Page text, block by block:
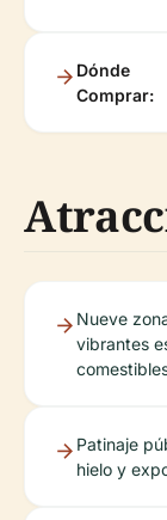
Dónde
Comprar:
Nueve
vibrantes
Patinaje
hielo y